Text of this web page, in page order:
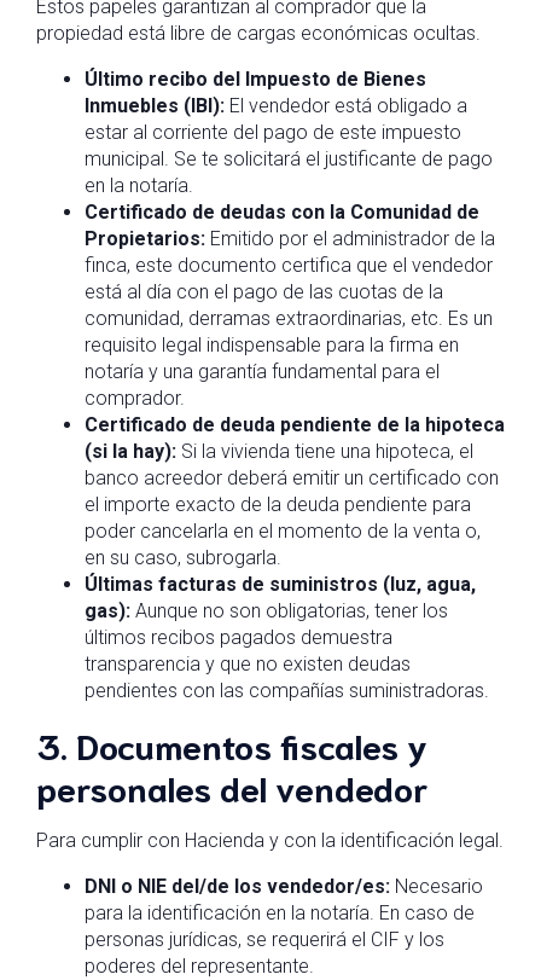
Estos papeles garantizan al comprador que la
propiedad está libre de cargas económicas ocultas.
Último recibo del Impuesto de Bienes
Inmuebles (IBI): El vendedor está obligado a
estar al corriente del pago de este impuesto
municipal. Se te solicitará el justificante de pago
en la notaría.
Certificado de deudas con la Comunidad de
Propietarios: Emitido por el administrador de la
finca, este documento certifica que el vendedor
está al día con el pago de las cuotas de la
comunidad, derramas extraordinarias, etc. Es un
requisito legal indispensable para la firma en
notaría y una garantía fundamental para el
comprador.
Certificado de deuda pendiente de la hipoteca
(si la hay): Si la vivienda tiene una hipoteca, el
banco acreedor deberá emitir un certificado con
el importe exacto de la deuda pendiente para
poder cancelarla en el momento de la venta o,
en su caso, subrogarla.
Últimas facturas de suministros (luz, agua,
gas): Aunque no son obligatorias, tener los
últimos recibos pagados demuestra
transparencia y que no existen deudas
pendientes con las compañías suministradoras.
3. Documentos fiscales y
personales del vendedor
Para cumplir con Hacienda y con la identificación legal.
DNI o NIE del/de los vendedor/es: Necesario
para la identificación en la notaría. En caso de
personas jurídicas, se requerirá el CIF y los
poderes del representante.